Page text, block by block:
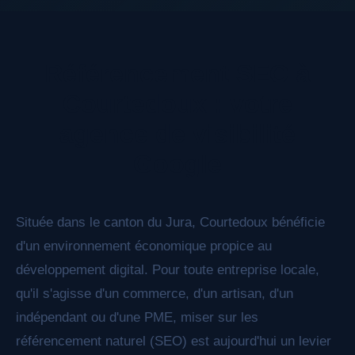
Située dans le canton du Jura, Courtedoux bénéficie
d'un environnement économique propice au
développement digital. Pour toute entreprise locale,
qu'il s'agisse d'un commerce, d'un artisan, d'un
indépendant ou d'une PME, miser sur les
référencement naturel (SEO) est aujourd'hui un levier